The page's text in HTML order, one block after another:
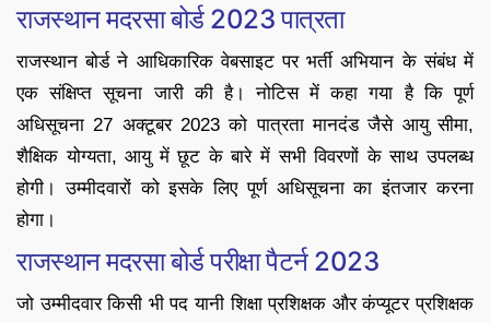
राजस्थान मदरसा बोर्ड 2023 पात्रता
राजस्थान बोर्ड ने आधिकारिक वेबसाइट पर भर्ती अभियान के संबंध में
एक संक्षिप्त सूचना जारी की है। नोटिस में कहा गया है कि पूर्ण
अधिसूचना 27 अक्टूबर 2023 को पात्रता मानदंड जैसे आयु सीमा,
शैक्षिक योग्यता, आयु में छूट के बारे में सभी विवरणों के साथ उपलब्ध
होगी। उम्मीदवारों को इसके लिए पूर्ण अधिसूचना का इंतजार करना
होगा।
राजस्थान मदरसा बोर्ड परीक्षा पैटर्न 2023
जो उम्मीदवार किसी भी पद यानी शिक्षा प्रशिक्षक और कंप्यूटर प्रशिक्षक